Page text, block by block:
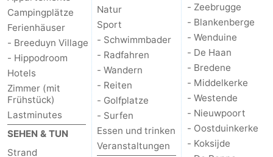
Campingplätze
Ferienhäuser
- Breeduyn Village
- Hippodroom
Hotels
Zimmer (mit
Frühstück)
Lastminutes
SEHEN & TUN
Strand
Natur
Sport
- Schwimmbader
- Radfahren
- Wandern
- Reiten
- Golfplatze
- Surfen
Essen und trinken
Veranstaltungen
- Zeebrugge
- Blankenberge
- Wenduine
- De Haan
- Bredene
- Middelkerke
- Westende
- Nieuwpoort
- Oostduinkerke
- Koksijde